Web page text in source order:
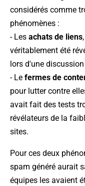
considérés comme
phénomènes :
- Les achats de liens
véritablement été
lors d'une
- Le fermes de
pour lutter contre
avait fait des tests
révélateurs de la
sites.
Pour ces deux
spam généré aurait
équipes les avaient